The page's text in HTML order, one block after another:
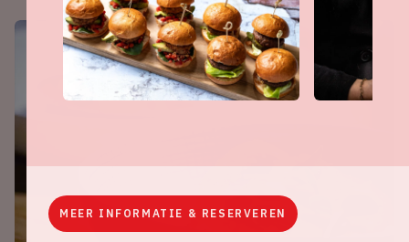
MEER INFORMATIE & RESERVEREN